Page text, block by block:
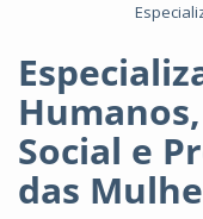
Social e
das